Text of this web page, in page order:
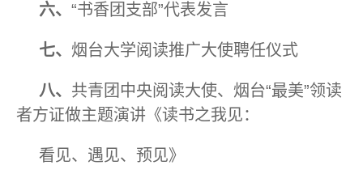
六、 “书香团支部”代表发言
七、 烟台大学阅读推广大使聘任仪式
八、 共青团中央阅读大使、烟台“最美”领读
者方证做主题演讲《读书之我见：
看见、遇见、预见》